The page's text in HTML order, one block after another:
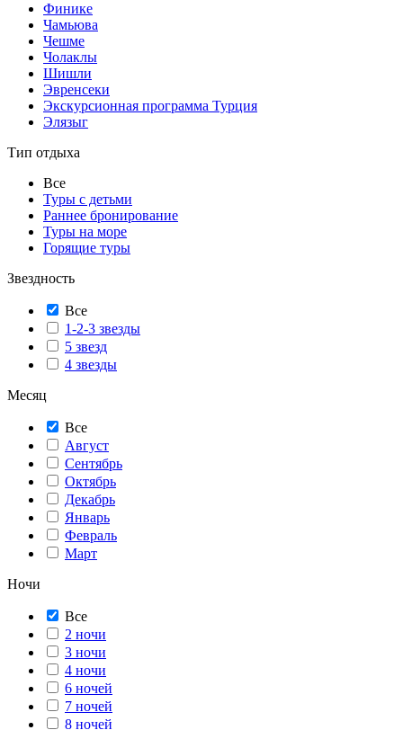
Финике
Чамьюва
Чешме
Чолаклы
Шишли
Эвренсеки
Экскурсионная программа Турция
Элязыг
Тип отдыха
Все
Туры с детьми
Раннее бронирование
Туры на море
Горящие туры
Звездность
Все
1-2-3 звезды
5 звезд
4 звезды
Месяц
Все
Август
Сентябрь
Октябрь
Декабрь
Январь
Февраль
Март
Ночи
Все
2 ночи
3 ночи
4 ночи
6 ночей
7 ночей
8 ночей